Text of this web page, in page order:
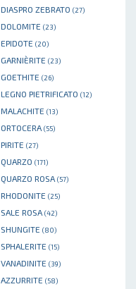
DIASPRO ZEBRATO (27)
DOLOMITE (23)
EPIDOTE (20)
GARNIÈRITE (23)
GOETHITE (26)
LEGNO PIETRIFICATO (12)
MALACHITE (13)
ORTOCERA (55)
PIRITE (27)
QUARZO (171)
QUARZO ROSA (57)
RHODONITE (25)
SALE ROSA (42)
SHUNGITE (80)
SPHALERITE (15)
VANADINITE (39)
AZZURRITE (58)